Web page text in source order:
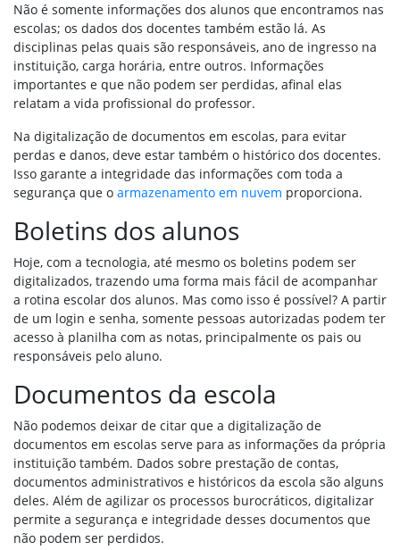
Não é somente informações dos alunos que encontramos nas
escolas; os dados dos docentes também estão lá. As
disciplinas pelas quais são responsáveis, ano de ingresso na
instituição, carga horária, entre outros. Informações
importantes e que não podem ser perdidas, afinal elas
relatam a vida profissional do professor.
Na digitalização de documentos em escolas, para evitar
perdas e danos, deve estar também o histórico dos docentes.
Isso garante a integridade das informações com toda a
segurança que o armazenamento em nuvem proporciona.
Boletins dos alunos
Hoje, com a tecnologia, até mesmo os boletins podem ser
digitalizados, trazendo uma forma mais fácil de acompanhar
a rotina escolar dos alunos. Mas como isso é possível? A partir
de um login e senha, somente pessoas autorizadas podem ter
acesso à planilha com as notas, principalmente os pais ou
responsáveis pelo aluno.
Documentos da escola
Não podemos deixar de citar que a digitalização de
documentos em escolas serve para as informações da própria
instituição também. Dados sobre prestação de contas,
documentos administrativos e históricos da escola são alguns
deles. Além de agilizar os processos burocráticos, digitalizar
permite a segurança e integridade desses documentos que
não podem ser perdidos.